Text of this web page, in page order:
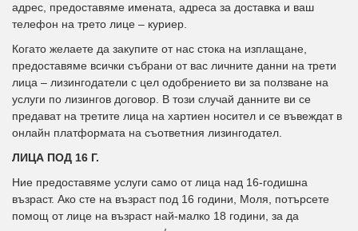
адрес, предоставяме имената, адреса за доставка и ваш
телефон на трето лице – куриер.
Когато желаете да закупите от нас стока на изплащане,
предоставяме всички събрани от вас личните данни на трети
лица – лизингодатели с цел одобрението ви за ползване на
услуги по лизингов договор. В този случай данните ви се
предават на третите лица на хартиен носител и се въвеждат в
онлайн платформата на съответния лизингодател.
ЛИЦА ПОД 16 Г.
Ние предоставяме услуги само от лица над 16-годишна
възраст. Ако сте на възраст под 16 години, Моля, потърсете
помощ от лице на възраст най-малко 18 години, за да